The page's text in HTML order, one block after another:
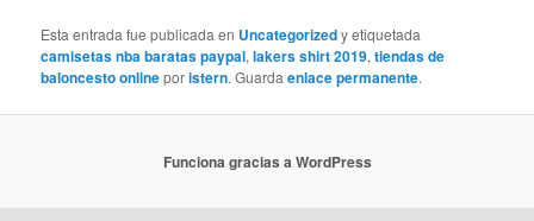
Esta entrada fue publicada en Uncategorizedy etiquetada
camisetas nba baratas paypal,lakers shirt 2019,tiendas de
baloncesto onlineporistern. Guardaenlace permanente.
Funciona gracias a WordPress